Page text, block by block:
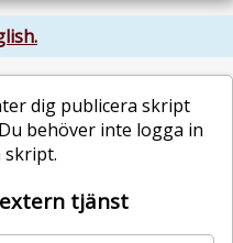
dig publicera skript
behöver inte logga in
skript.
tjänst